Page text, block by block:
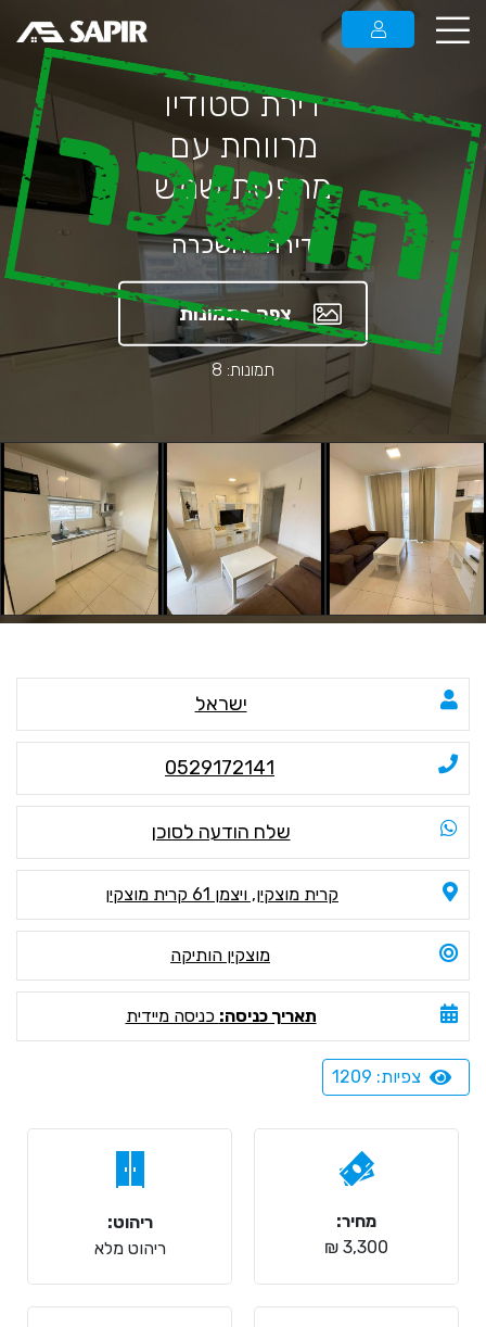
הושכר
דירת סטודיו
מרווחת עם
מרפסת שמש
דירה להשכרה
צפה בתמונות
תמונות: 8
ישראל
0529172141
שלח הודעה לסוכן
קרית מוצקין, ויצמן 61 קרית מוצקין
מוצקין הותיקה
תאריך כניסה: כניסה מיידית
צפיות: 1209
מחיר:
3,300 ₪
ריהוט:
ריהוט מלא